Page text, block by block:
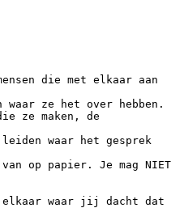
die met elkaar aan
ze het over hebben.
ze maken, de
waar het gesprek
op papier. Je mag NIET
elkaar waar jij dacht dat